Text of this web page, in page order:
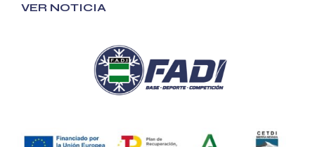
VER NOTICIA